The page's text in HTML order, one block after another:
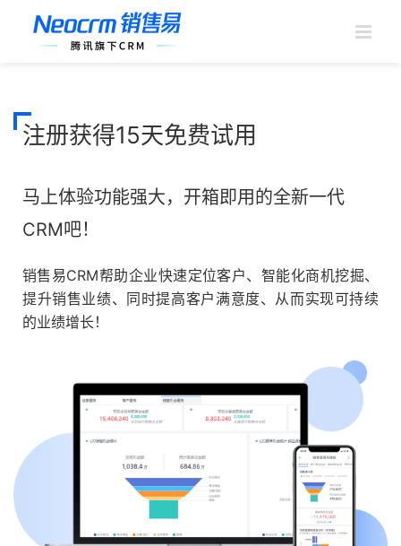
注册获得15天免费试用
马上体验功能强大，开箱即用的全新一代
CRM吧！
销售易CRM帮助企业快速定位客户、智能化商机挖掘、
提升销售业绩、同时提高客户满意度、从而实现可持续
的业绩增长！